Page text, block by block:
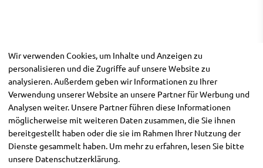
Wir verwenden Cookies, um Inhalte und Anzeigen zu
personalisieren und die Zugriffe auf unsere Website zu
analysieren. Außerdem geben wir Informationen zu Ihrer
Verwendung unserer Website an unsere Partner für Werbung und
Analysen weiter. Unsere Partner führen diese Informationen
möglicherweise mit weiteren Daten zusammen, die Sie ihnen
bereitgestellt haben oder die sie im Rahmen Ihrer Nutzung der
Dienste gesammelt haben. Um mehr zu erfahren, lesen Sie bitte
unsere Datenschutzerklärung.